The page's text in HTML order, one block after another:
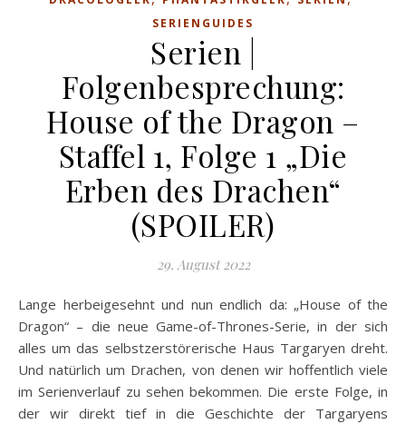
SERIENGUIDES
Serien |
Folgenbesprechung:
House of the Dragon –
Staffel 1, Folge 1 „Die
Erben des Drachen“
(SPOILER)
29. August 2022
Lange herbeigesehnt und nun endlich da: „House of the
Dragon“ – die neue Game-of-Thrones-Serie, in der sich
alles um das selbstzerstörerische Haus Targaryen dreht.
Und natürlich um Drachen, von denen wir hoffentlich viele
im Serienverlauf zu sehen bekommen. Die erste Folge, in
der wir direkt tief in die Geschichte der Targaryens